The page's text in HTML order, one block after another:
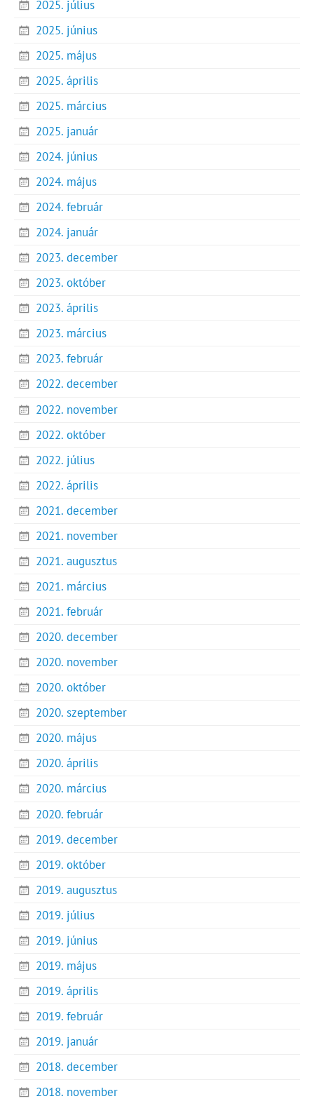
2025. július
2025. június
2025. május
2025. április
2025. március
2025. január
2024. június
2024. május
2024. február
2024. január
2023. december
2023. október
2023. április
2023. március
2023. február
2022. december
2022. november
2022. október
2022. július
2022. április
2021. december
2021. november
2021. augusztus
2021. március
2021. február
2020. december
2020. november
2020. október
2020. szeptember
2020. május
2020. április
2020. március
2020. február
2019. december
2019. október
2019. augusztus
2019. július
2019. június
2019. május
2019. április
2019. február
2019. január
2018. december
2018. november